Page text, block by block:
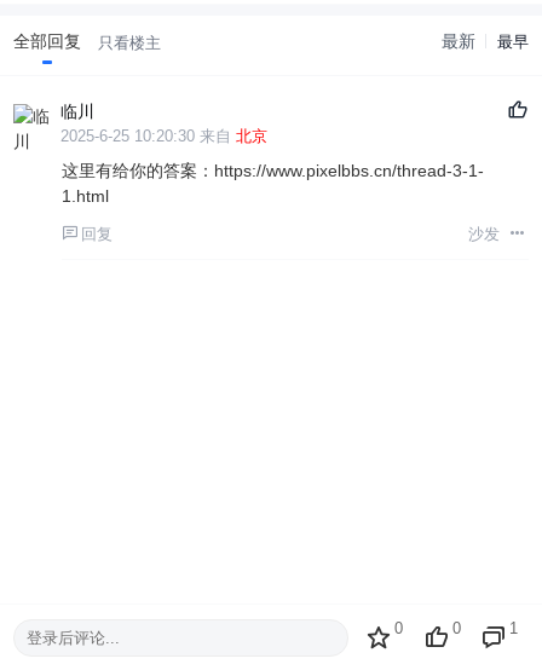
全部回复 只看楼主 最新 最早
临川
2025-6-25 10:20:30 来自北京
这里有给你的答案： https://www.pixelbbs.cn/thread-3-1-
1.html
回复 沙发
登录后评论...
0 0 1